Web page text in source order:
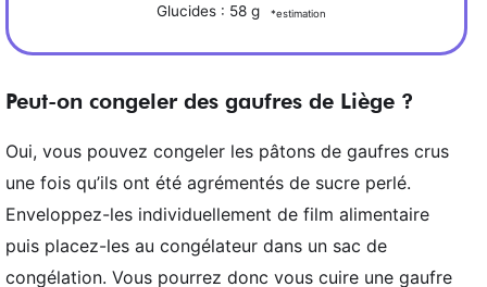
Glucides : 58 g *estimation
Peut-on congeler des gaufres de Liège ?
Oui, vous pouvez congeler les pâtons de gaufres crus
une fois qu’ils ont été agrémentés de sucre perlé.
Enveloppez-les individuellement de film alimentaire
puis placez-les au congélateur dans un sac de
congélation. Vous pourrez donc vous cuire une gaufre